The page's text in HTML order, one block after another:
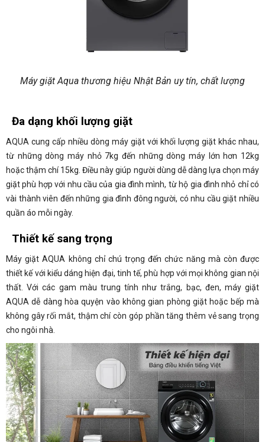
Máy giặt Aqua thương hiệu Nhật Bản uy tín, chất lượng
Đa dạng khối lượng giặt
AQUA cung cấp nhiều dòng máy giặt với khối lượng giặt khác nhau,
từ những dòng máy nhỏ 7kg đến những dòng máy lớn hơn 12kg
hoặc thậm chí 15kg. Điều này giúp người dùng dễ dàng lựa chọn máy
giặt phù hợp với nhu cầu của gia đình mình, từ hộ gia đình nhỏ chỉ có
vài thành viên đến những gia đình đông người, có nhu cầu giặt nhiều
quần áo mỗi ngày.
Thiết kế sang trọng
Máy giặt AQUA không chỉ chú trọng đến chức năng mà còn được
thiết kế với kiểu dáng hiện đại, tinh tế, phù hợp với mọi không gian nội
thất. Với các gam màu trung tính như trắng, bạc, đen, máy giặt
AQUA dễ dàng hòa quyện vào không gian phòng giặt hoặc bếp mà
không gây rối mắt, thậm chí còn góp phần tăng thêm vẻ sang trọng
cho ngôi nhà.